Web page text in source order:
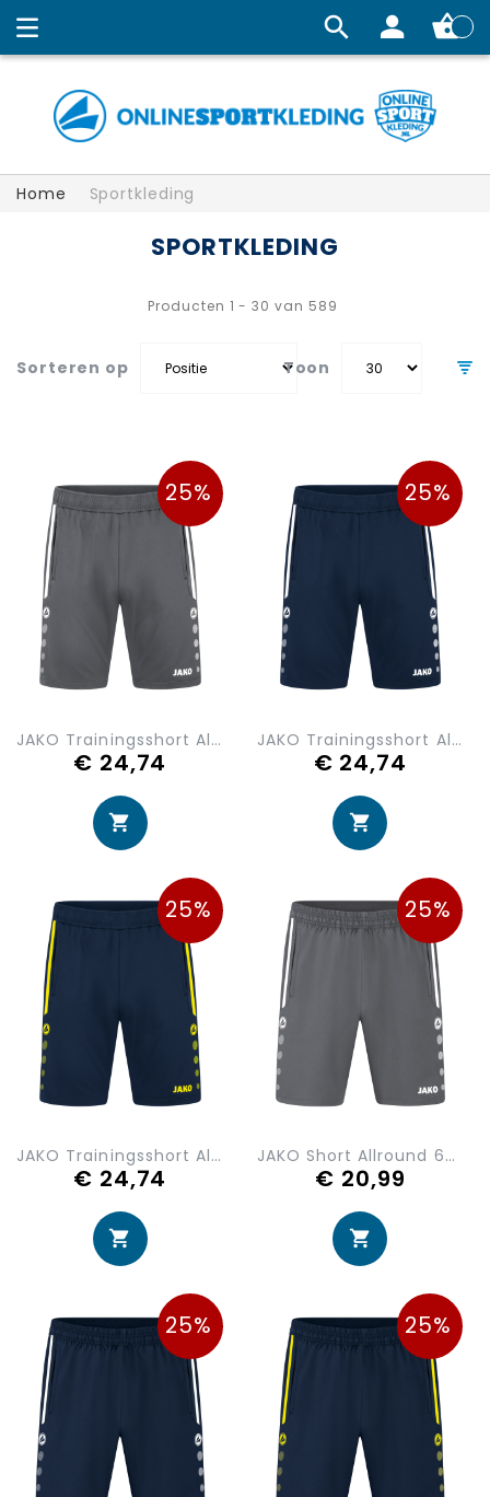
Home Sportkleding
SPORTKLEDING
Sorteren op
Producten 1 - 30 van 589
Toon
25%
JAKO Trainingsshort Allround 8589-820
€ 24,74
25%
JAKO Trainingsshort Allround 8589-900
€ 24,74
25%
JAKO Trainingsshort Allround 8589-904
€ 24,74
25%
JAKO Short Allround 6289-820
€ 20,99
25% 25%